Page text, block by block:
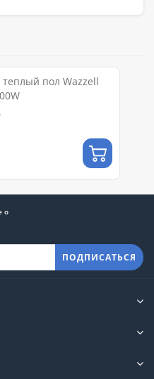
пол Wazzell
о
ПОДПИСАТЬСЯ